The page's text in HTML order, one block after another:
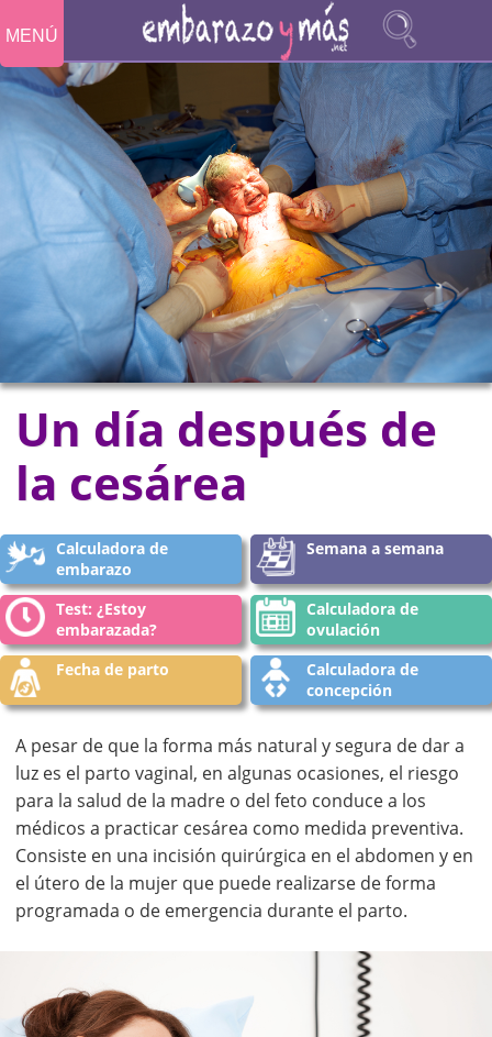
MENÚ
Un día después de
la cesárea
Calculadora de
embarazo
Semana a semana
Test: ¿Estoy
embarazada?
Calculadora de
ovulación
Fecha de parto
Calculadora de
concepción
A pesar de que la forma más natural y segura de dar a
luz es el parto vaginal, en algunas ocasiones, el riesgo
para la salud de la madre o del feto conduce a los
médicos a practicar cesárea como medida preventiva.
Consiste en una incisión quirúrgica en el abdomen y en
el útero de la mujer que puede realizarse de forma
programada o de emergencia durante el parto.